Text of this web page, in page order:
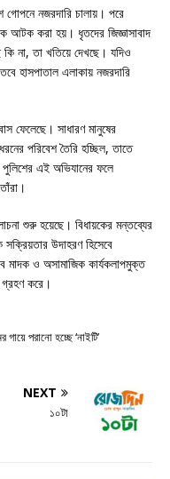
গোপনে নজরদারি চালায়। পরে
আটক করা হয়। ধৃতদের জিজ্ঞাসাবাদ
না, তা খতিয়ে দেখছে। যদিও
হাসপাতাল এলাকায় নজরদারি
ফেলেছে। সাধারণ মানুষের
পরিবেশ তৈরি হচ্ছিল, তাতে
পুলিশের এই অভিযানের ফলে
শুরু হয়েছে। বিধায়কের মন্তব্যের
উদাহরণ হিসেবে
মাদক ও অসামাজিক কার্যকলাপমুক্ত
গ্রহণ করে।
পরানো হচ্ছে ‘নাইটি’
NEXT
১০টা